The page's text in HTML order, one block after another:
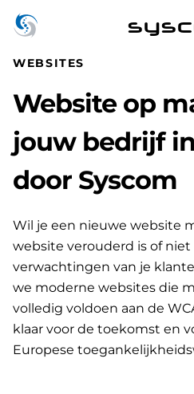
WEBSITES
Website op
jouw bedrijf
door Syscom
Wil je een nieuwe website
website verouderd is of
verwachtingen van je
we moderne websites die
volledig voldoen aan de
klaar voor de toekomst en
Europese